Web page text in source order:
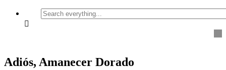
Search
everything...
Adiós, Amanecer Dorado